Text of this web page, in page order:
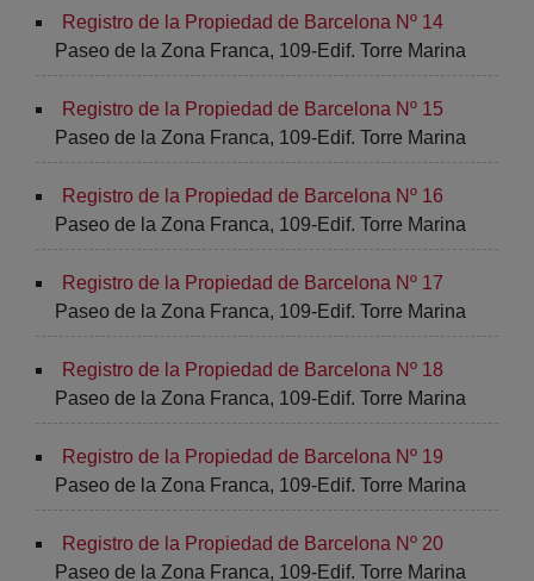
Registro de la Propiedad de Barcelona Nº 14
Paseo de la Zona Franca, 109-Edif. Torre Marina
Registro de la Propiedad de Barcelona Nº 15
Paseo de la Zona Franca, 109-Edif. Torre Marina
Registro de la Propiedad de Barcelona Nº 16
Paseo de la Zona Franca, 109-Edif. Torre Marina
Registro de la Propiedad de Barcelona Nº 17
Paseo de la Zona Franca, 109-Edif. Torre Marina
Registro de la Propiedad de Barcelona Nº 18
Paseo de la Zona Franca, 109-Edif. Torre Marina
Registro de la Propiedad de Barcelona Nº 19
Paseo de la Zona Franca, 109-Edif. Torre Marina
Registro de la Propiedad de Barcelona Nº 20
Paseo de la Zona Franca, 109-Edif. Torre Marina